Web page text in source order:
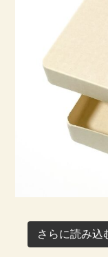
さらに読み込